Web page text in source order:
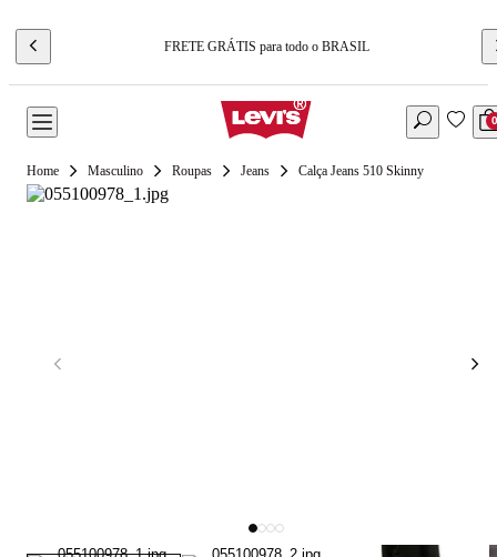
FRETE GRÁTIS para todo o BRASIL
0
Masculino Roupas Jeans Calça Jeans 510 Skinny